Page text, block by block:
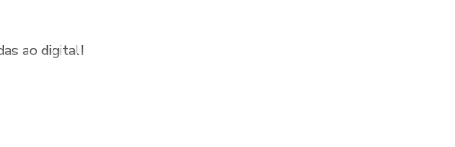
ao digital!